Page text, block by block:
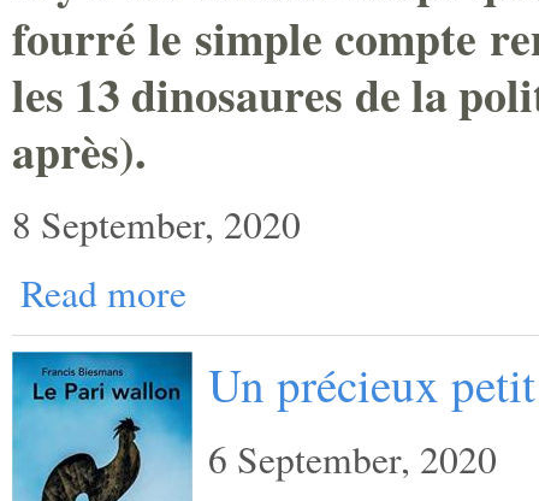
fourré le simple compte
les 13 dinosaures de la
après).
8 September, 2020
Read more
Un précieux
6 September, 2020